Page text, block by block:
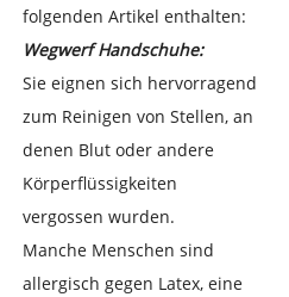
folgenden Artikel enthalten:
Wegwerf Handschuhe:
Sie eignen sich hervorragend
zum Reinigen von Stellen, an
denen Blut oder andere
Körperflüssigkeiten
vergossen wurden.
Manche Menschen sind
allergisch gegen Latex, eine